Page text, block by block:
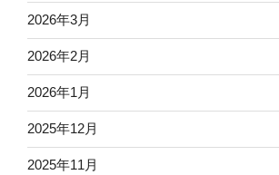
2026年3月
2026年2月
2026年1月
2025年12月
2025年11月